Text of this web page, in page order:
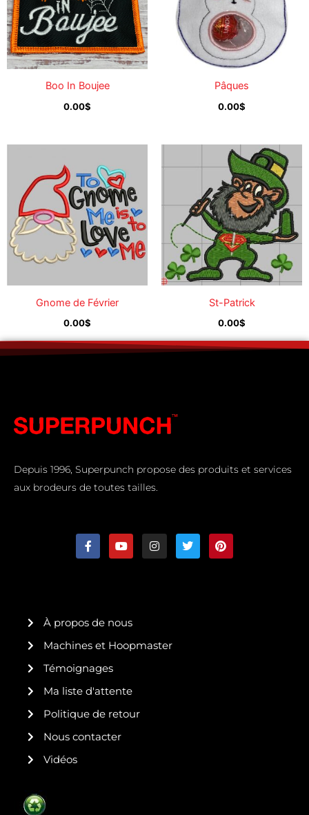
Boo In Boujee
0.00$
Pâques
0.00$
Gnome de Février
0.00$
St-Patrick
0.00$
Depuis 1996, Superpunch propose des produits et services
aux brodeurs de toutes tailles.
F
a
c
-
Y
o
u
I
n
s
T
w
i
P
i
n
À propos de nous
Machines et Hoopmaster
Témoignages
Ma liste d'attente
Politique de retour
Nous contacter
Vidéos